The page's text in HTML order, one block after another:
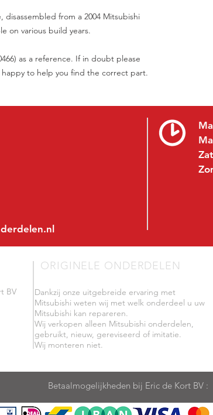
disassembled from a 2004 Mitsubishi
on various build years.
as a reference. If in doubt please
to help you find the correct part.
BV
ORIGINELE ONDERDELEN
Dankzij onze uitgebreide ervaring met
Mitsubishi weten wij met welk onderdeel u uw
Mitsubishi kan repareren.
Wij verkopen alleen Mitsubishi onderdelen,
gebruikt, nieuw, gereviseerd of imitatie.
Wij monteren niet.
Betaalmogelijkheden bij Eric de Kort BV :